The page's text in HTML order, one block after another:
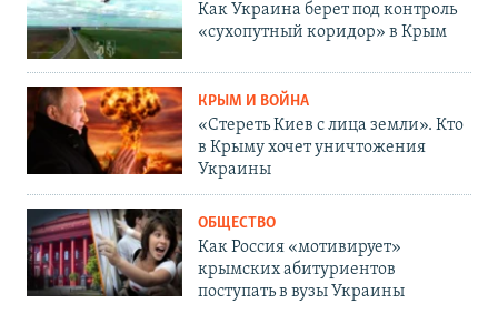
Как Украина берет под контроль
«сухопутный коридор» в Крым
КРЫМ И ВОЙНА
«Стереть Киев с лица земли». Кто
в Крыму хочет уничтожения
Украины
ОБЩЕСТВО
Как Россия «мотивирует»
крымских абитуриентов
поступать в вузы Украины